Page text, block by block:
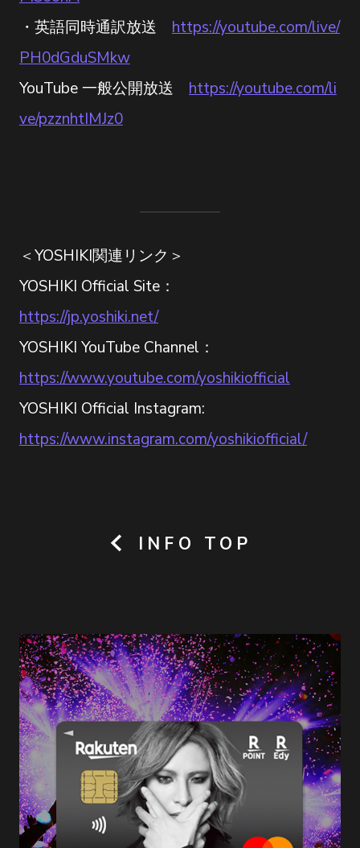
・英語同時通訳放送 https://youtube.com/live/
PH0dGduSMkw
YouTube 一般公開放送 https://youtube.com/li
ve/pzznhtIMJz0
＜YOSHIKI関連リンク＞
YOSHIKI Official Site：
https://jp.yoshiki.net/
YOSHIKI YouTube Channel：
https://www.youtube.com/yoshikiofficial
YOSHIKI Official Instagram:
https://www.instagram.com/yoshikiofficial/
INFO TOP